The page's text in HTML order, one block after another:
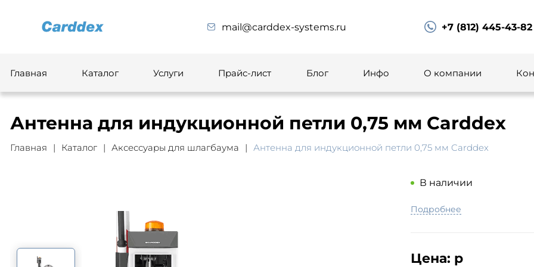
mail@carddex-systems.ru +7 (812) 445-43-82
Главная Каталог Услуги Прайс-лист Блог Инфо О компании
Антенна для индукционной петли 0,75 мм Carddex
Главная Каталог Аксессуары для шлагбаума Антенна для индукционной петли 0,75 мм Carddex
В наличии
Подробнее
Цена: р